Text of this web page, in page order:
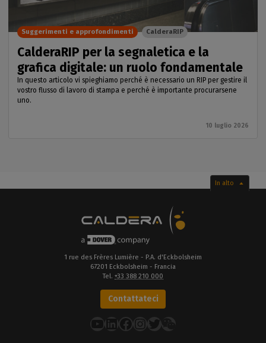
CalderaRIP per la segnaletica e la
grafica digitale: un ruolo fondamentale
In questo articolo vi spieghiamo perché è necessario un RIP per gestire il
vostro flusso di lavoro di stampa e perché è importante procurarsene
uno.
10 luglio 2026
Suggerimenti e approfondimenti CalderaRIP
In alto
1 rue des Frères Lumière - P.A. d'Eckbolsheim
67201 Eckbolsheim - Francia
Tel. +33 388 210 000
Contattateci
YouTube
LinkedIn
Facebook
Instagram
Twitter